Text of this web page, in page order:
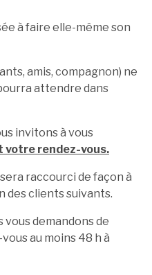
à faire elle-même son
amis, compagnon) ne
attendre dans
invitons à vous
votre rendez-vous.
raccourci de façon à
des clients suivants.
vous demandons de
au moins 48 h à